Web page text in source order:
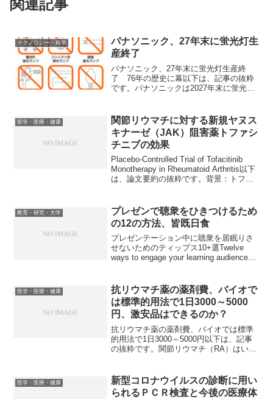
関連記事
テクノロジー・科学
パナソニック、27年末に蛍光灯生
産終了
パナソニック、27年末に蛍光灯生産終
了 76年の歴史に幕以下は、記事の抜粋
です。パナソニックは2027年末に蛍光灯
までに全ての照明を発光ダイオード
（LED）に切り替え...
医学・医療・健康
関節リウマチに対する新規ヤヌス
キナーゼ（JAK）阻害薬トファシ
チニブの効果
Placebo-Controlled Trial of Tofacitinib
Monotherapy in Rheumatoid Arthritis以下
は、論文要約の抜粋です。背景：トファ
教育・研究・大学
プレゼンで聴衆をひきつけるため
の12の方法、皆既日食
プレゼンテーション中に聴衆を居眠りさ
せないためのティップス10+選Twelve
ways to engage your learning audience内
どを想定し...
医学・医療・健康
抗リウマチ薬の薬剤費、バイオで
は標準的用法で1日3000～5000
円、激安品はできるのか？
抗リウマチ薬の薬剤費、バイオでは標準
的用法で1日3000～5000円以下は、記事
の抜粋です。関節リウマチ（RA）はいっ
め、医療費が患者や家族に重くのしかか
る。2003...
医学・医療・健康
新型コロナウイルスの診断に用い
られるＰＣＲ検査と今後の医療体